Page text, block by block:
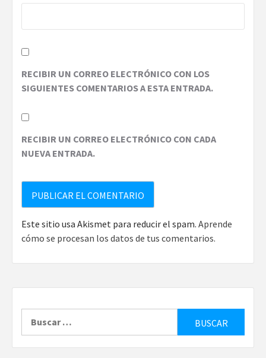
RECIBIR UN CORREO ELECTRÓNICO CON LOS
SIGUIENTES COMENTARIOS A ESTA ENTRADA.
RECIBIR UN CORREO ELECTRÓNICO CON CADA
NUEVA ENTRADA.
Este sitio usa Akismet para reducir el spam. Aprende
cómo se procesan los datos de tus comentarios.